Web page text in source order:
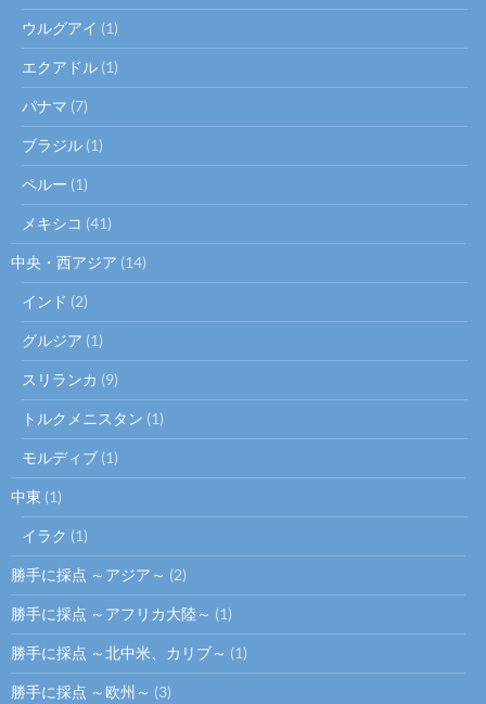
ウルグアイ (1)
エクアドル (1)
パナマ (7)
ブラジル (1)
ペルー (1)
メキシコ (41)
中央・西アジア (14)
インド (2)
グルジア (1)
スリランカ (9)
トルクメニスタン (1)
モルディブ (1)
中東 (1)
イラク (1)
勝手に採点 ～アジア～ (2)
勝手に採点 ～アフリカ大陸～ (1)
勝手に採点 ～北中米、カリブ～ (1)
勝手に採点 ～欧州～ (3)